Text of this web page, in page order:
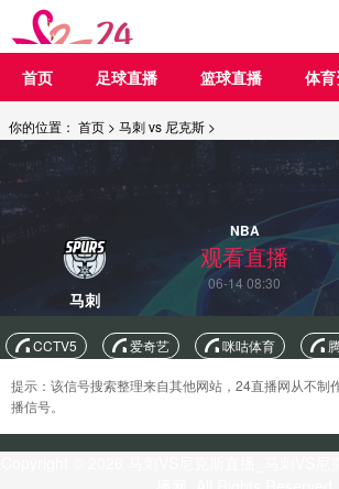
首页 足球直播 篮球直播 体
你的位置： 首页 > 马刺 vs 尼克斯 >
马刺
NBA
观看直播
06-14 08:30
CCTV5 爱奇艺 咪咕体育
提示：该信号搜索整理来自其他网站，24直播网从不制
播信号。